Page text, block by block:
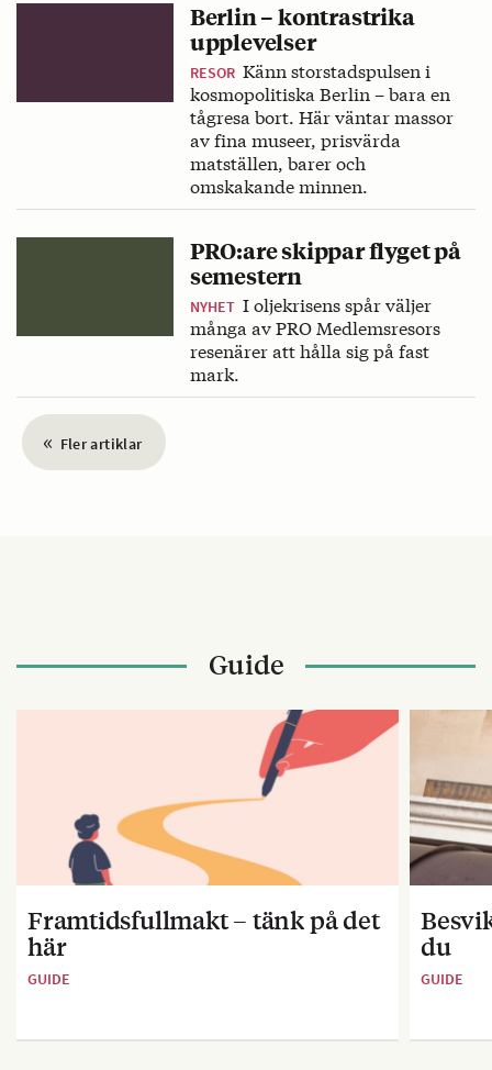
Berlin – kontrastrika
upplevelser
RESOR Känn storstadspulsen i
kosmopolitiska Berlin – bara en
tågresa bort. Här väntar massor
av fina museer, prisvärda
matställen, barer och
omskakande minnen.
PRO:are skippar flyget på
semestern
NYHET I oljekrisens spår väljer
många av PRO Medlemsresors
resenärer att hålla sig på fast
mark.
« Fler artiklar
Guide
Framtidsfullmakt – tänk på det
här
GUIDE
du
GUIDE